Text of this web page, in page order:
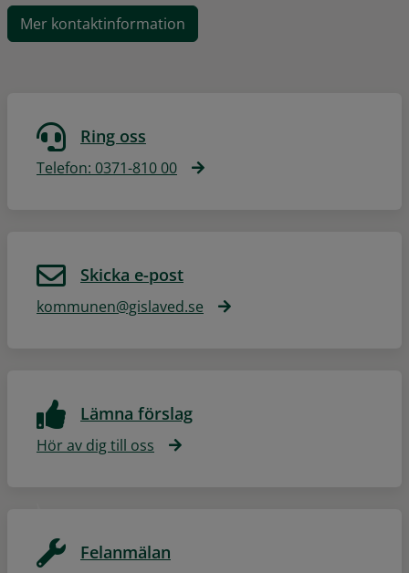
Mer kontaktinformation
Ring oss
Telefon: 0371-810 00
Skicka e-post
kommunen@gislaved.se
Lämna förslag
Hör av dig till oss
Felanmälan